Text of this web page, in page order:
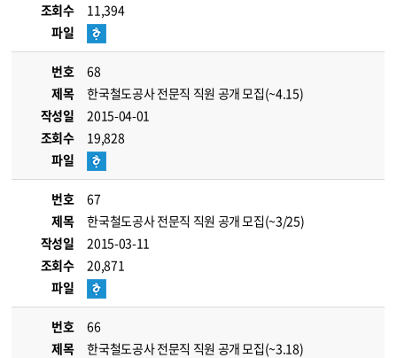
조회수
11,394
파일
번호
68
제목
한국철도공사 전문직 직원 공개 모집(~4.15)
작성일
2015-04-01
조회수
19,828
파일
번호
67
제목
한국철도공사 전문직 직원 공개 모집(~3/25)
작성일
2015-03-11
조회수
20,871
파일
번호
66
제목
한국철도공사 전문직 직원 공개 모집(~3.18)